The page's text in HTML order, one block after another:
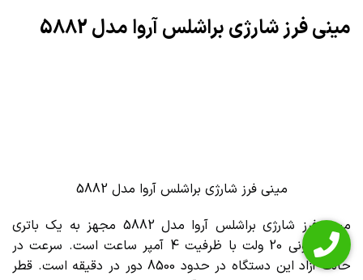
مینی فرز شارژی براشلس آروا مدل 5882
مینی فرز شارژی براشلس آروا مدل 5882
مینی فرز شارژی براشلس آروا مدل 5882 مجهز به یک باتری
لیتیوم یونی 20 ولت با ظرفیت 4 آمپر ساعت است. سرعت در
حالت آزاد این دستگاه در حدود 8500 دور در دقیقه است. قطر